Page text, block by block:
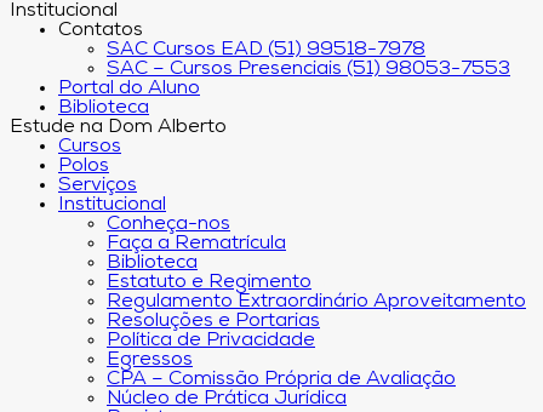
Institucional
Contatos
SAC Cursos EAD (51) 99518-7978
SAC – Cursos Presenciais (51) 98053-7553
Portal do Aluno
Biblioteca
Estude na Dom Alberto
Cursos
Polos
Serviços
Institucional
Conheça-nos
Faça a Rematrícula
Biblioteca
Estatuto e Regimento
Regulamento Extraordinário Aproveitamento
Resoluções e Portarias
Política de Privacidade
Egressos
CPA – Comissão Própria de Avaliação
Núcleo de Prática Jurídica